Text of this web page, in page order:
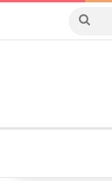
جستجو